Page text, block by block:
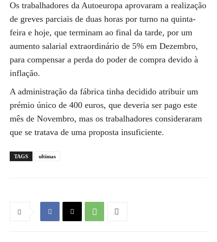
Os trabalhadores da Autoeuropa aprovaram a realização
de greves parciais de duas horas por turno na quinta-
feira e hoje, que terminam ao final da tarde, por um
aumento salarial extraordinário de 5% em Dezembro,
para compensar a perda do poder de compra devido à
inflação.
A administração da fábrica tinha decidido atribuir um
prémio único de 400 euros, que deveria ser pago este
mês de Novembro, mas os trabalhadores consideraram
que se tratava de uma proposta insuficiente.
TAGS ultimas